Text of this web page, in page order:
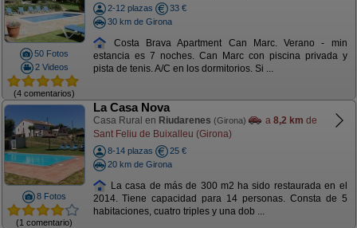
50 Fotos
2 Videos
(4 comentarios)
2-12 plazas
33 €
30 km de Girona
Costa Brava Apartment Can Marc. Verano - min
estancia es 7 noches. Can Marc con piscina privada y
pista de tenis. A/C en los dormitorios. Si ...
8 Fotos
(1 comentario)
La Casa Nova
Casa Rural en Riudarenes (Girona) a 8,2 km de
Sant Feliu de Buixalleu (Girona)
8-14 plazas
25 €
20 km de Girona
La casa de más de 300 m2 ha sido restaurada en el
2014. Tiene capacidad para 14 personas. Consta de 5
habitaciones, cuatro triples y una dob ...